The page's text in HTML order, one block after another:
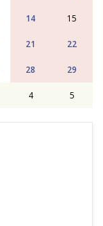
14 15
21 22
28 29
4 5